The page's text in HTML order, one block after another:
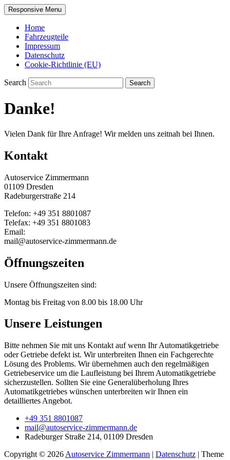
Responsive Menu
Home
Fahrzeugteile
Impressum
Datenschutz
Cookie-Richtlinie (EU)
Search
Danke!
Vielen Dank für Ihre Anfrage! Wir melden uns zeitnah bei Ihnen.
Kontakt
Autoservice Zimmermann
01109 Dresden
Radeburgerstraße 214
Telefon: +49 351 8801087
Telefax: +49 351 8801083
Email:
mail@autoservice-zimmermann.de
Öffnungszeiten
Unsere Öffnungszeiten sind:
Montag bis Freitag von 8.00 bis 18.00 Uhr
Unsere Leistungen
Bitte nehmen Sie mit uns Kontakt auf wenn Ihr Automatikgetriebe
oder Getriebe defekt ist. Wir unterbreiten Ihnen ein Fachgerechte
Lösung des Problems. Wir übernehmen auch den regelmäßigen
Getriebeservice um die Laufleistung bei Ihrem Automatikgetriebe
sicherzustellen. Sollten Sie eine Generalüberholung Ihres
Automatikgetriebes wünschen unterbreiten wir Ihnen ein
detailliertes Angebot.
+49 351 8801087
mail@autoservice-zimmermann.de
Radeburger Straße 214, 01109 Dresden
Copyright © 2026 Autoservice Zimmermann | Datenschutz | Theme